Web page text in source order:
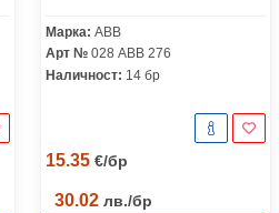
Марка: ABB
Арт № 028 ABB 276
Наличност: 14 бр
15.35 €/бр
30.02 лв./бр